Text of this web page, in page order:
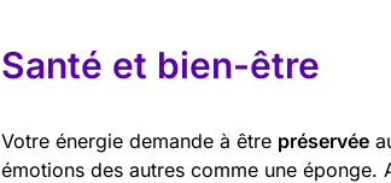
Santé et bien-être
Votre énergie demande à être préservée
émotions des autres comme une